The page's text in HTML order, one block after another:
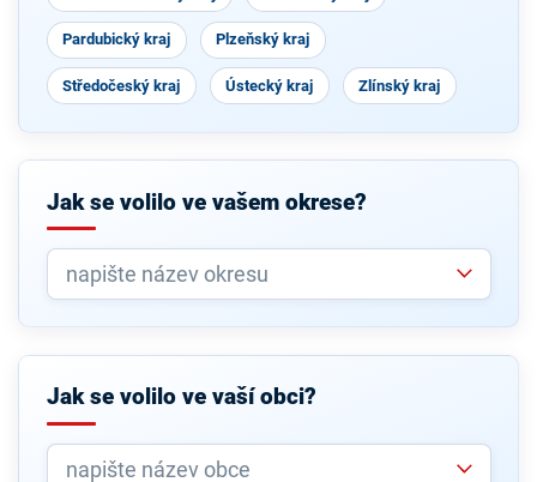
Pardubický kraj Plzeňský kraj
Středočeský kraj Ústecký kraj Zlínský kraj
Jak se volilo ve vašem okrese?
Jak se volilo ve vaší obci?